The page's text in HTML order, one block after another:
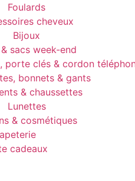
Foulards
cheveux
Bijoux
sacs week-end
porte clés & cordon
bonnets & gants
& chaussettes
Lunettes
& cosmétiques
cadeaux